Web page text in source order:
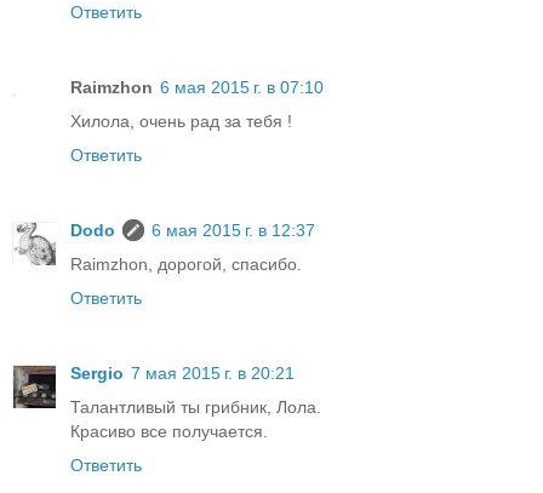
Ответить
Raimzhon 6 мая 2015 г. в 07:10
Хилола, очень рад за тебя !
Ответить
Dodo
6 мая 2015 г. в 12:37
Raimzhon, дорогой, спасибо.
Ответить
Sergio 7 мая 2015 г. в 20:21
Талантливый ты грибник, Лола.
Красиво все получается.
Ответить